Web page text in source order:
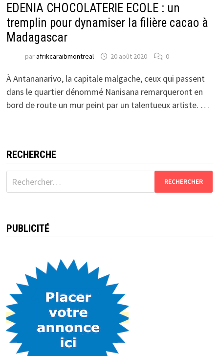
EDENIA CHOCOLATERIE ECOLE : un
tremplin pour dynamiser la filière cacao à
Madagascar
parafrikcaraibmontreal 20 août 2020 0
À Antananarivo, la capitale malgache, ceux qui passent
dans le quartier dénommé Nanisana remarqueront en
bord de route un mur peint par un talentueux artiste. …
RECHERCHE
Rechercher :
PUBLICITÉ